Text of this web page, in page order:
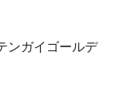
ンガイゴールデ